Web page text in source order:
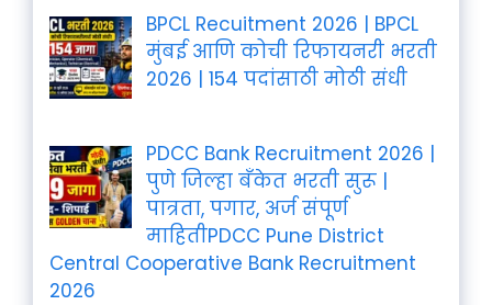
BPCL Recuitment 2026 | BPCL
मुंबई आणि कोची रिफायनरी भरती
2026 | 154 पदांसाठी मोठी संधी
PDCC Bank Recruitment 2026 |
पुणे जिल्हा बँकेत भरती सुरू |
पात्रता, पगार, अर्ज संपूर्ण
माहितीPDCC Pune District
Central Cooperative Bank Recruitment
2026